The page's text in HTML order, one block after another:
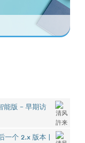
能版 - 早期访
一个 2.x 版本 |